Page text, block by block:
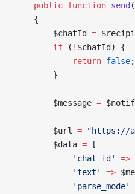
    public
function send (
    {
        $chatId
=
        if
( ! $chatId ) {
            return
false;
        }
        $message
=
        $url
= "https://
        $data
= [
            'chat_id'
=>
            'text'
=>
            'parse_mode'